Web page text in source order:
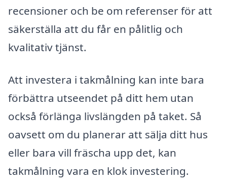
recensioner och be om referenser för att
säkerställa att du får en pålitlig och
kvalitativ tjänst.
Att investera i takmålning kan inte bara
förbättra utseendet på ditt hem utan
också förlänga livslängden på taket. Så
oavsett om du planerar att sälja ditt hus
eller bara vill fräscha upp det, kan
takmålning vara en klok investering.